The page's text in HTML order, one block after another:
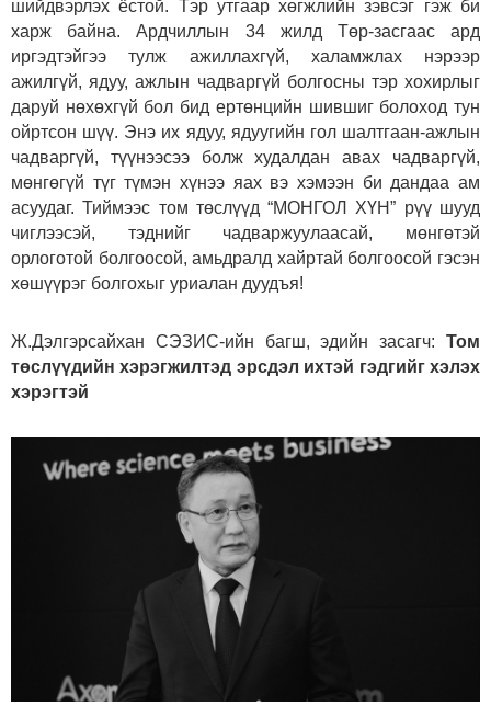
шийдвэрлэх ёстой. Тэр утгаар хөгжлийн зэвсэг гэж би
харж байна. Ардчиллын 34 жилд Төр-засгаас ард
иргэдтэйгээ тулж ажиллахгүй, халамжлах нэрээр
ажилгүй, ядуу, ажлын чадваргүй болгосны тэр хохирлыг
даруй нөхөхгүй бол бид ертөнцийн шившиг болоход тун
ойртсон шүү. Энэ их ядуу, ядуугийн гол шалтгаан-ажлын
чадваргүй, түүнээсээ болж худалдан авах чадваргүй,
мөнгөгүй түг түмэн хүнээ яах вэ хэмээн би дандаа ам
асуудаг. Тиймээс том төслүүд “МОНГОЛ ХҮН” рүү шууд
чиглээсэй, тэднийг чадваржуулаасай, мөнгөтэй
орлоготой болгоосой, амьдралд хайртай болгоосой гэсэн
хөшүүрэг болгохыг уриалан дуудъя!
Ж.Дэлгэрсайхан СЭЗИС-ийн багш, эдийн засагч: Том
төслүүдийн хэрэгжилтэд эрсдэл ихтэй гэдгийг хэлэх
хэрэгтэй